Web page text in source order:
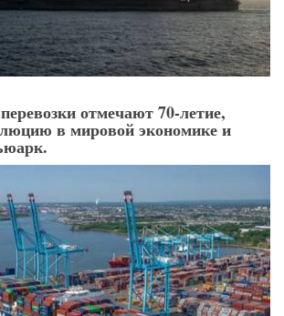
отмечают 70-летие,
в мировой экономике и